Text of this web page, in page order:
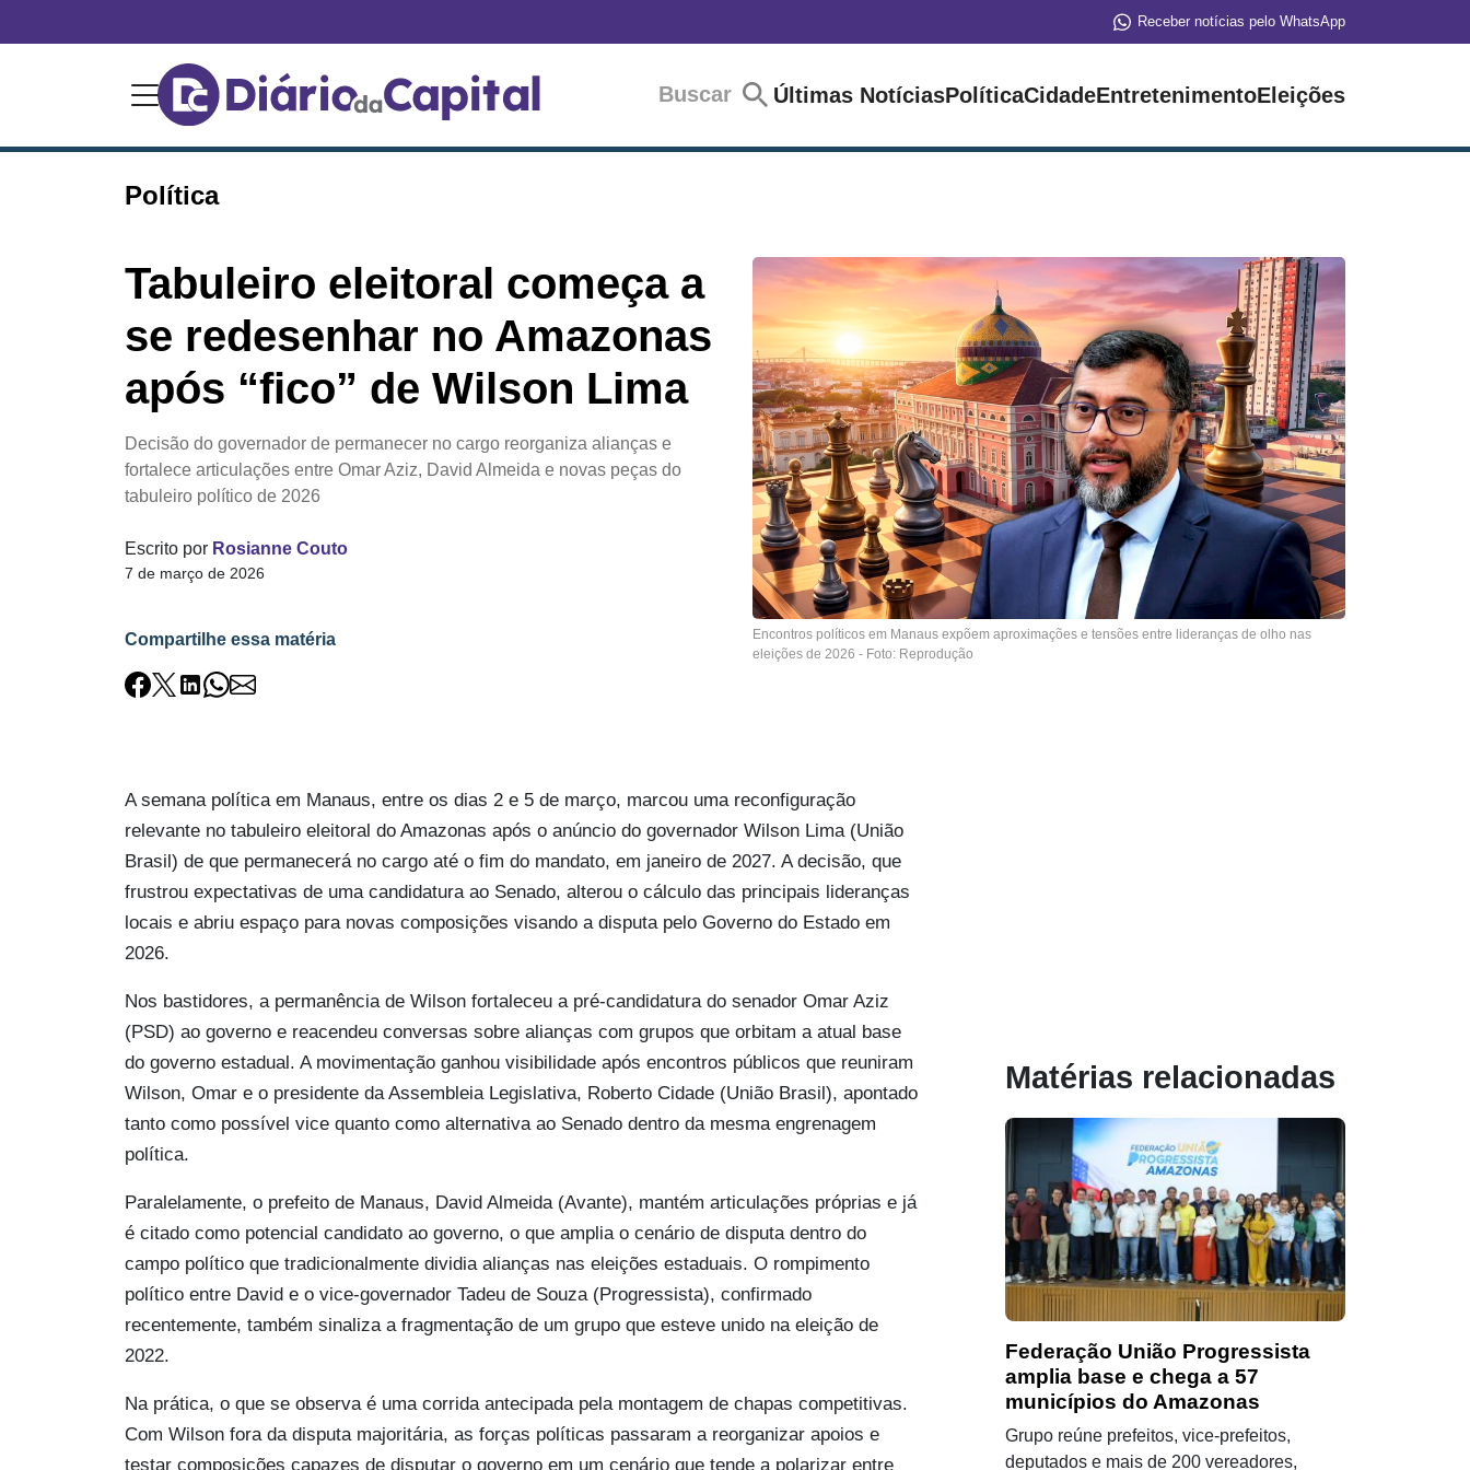
Receber notícias pelo WhatsApp
Buscar Últimas NotíciasPolíticaCidadeEntretenimentoEleições
Política
Tabuleiro eleitoral começa a
se redesenhar no Amazonas
após “fico” de Wilson Lima
Decisão do governador de permanecer no cargo reorganiza alianças e
fortalece articulações entre Omar Aziz, David Almeida e novas peças do
tabuleiro político de 2026
Escrito por Rosianne Couto
7 de março de 2026
Compartilhe essa matéria
Encontros políticos em Manaus expõem aproximações e tensões entre lideranças de olho nas
eleições de 2026 - Foto: Reprodução
A semana política em Manaus, entre os dias 2 e 5 de março, marcou uma reconfiguração
relevante no tabuleiro eleitoral do Amazonas após o anúncio do governador Wilson Lima (União
Brasil) de que permanecerá no cargo até o fim do mandato, em janeiro de 2027. A decisão, que
frustrou expectativas de uma candidatura ao Senado, alterou o cálculo das principais lideranças
locais e abriu espaço para novas composições visando a disputa pelo Governo do Estado em
2026.
Nos bastidores, a permanência de Wilson fortaleceu a pré-candidatura do senador Omar Aziz
(PSD) ao governo e reacendeu conversas sobre alianças com grupos que orbitam a atual base
do governo estadual. A movimentação ganhou visibilidade após encontros públicos que reuniram
Wilson, Omar e o presidente da Assembleia Legislativa, Roberto Cidade (União Brasil), apontado
tanto como possível vice quanto como alternativa ao Senado dentro da mesma engrenagem
política.
Paralelamente, o prefeito de Manaus, David Almeida (Avante), mantém articulações próprias e já
é citado como potencial candidato ao governo, o que amplia o cenário de disputa dentro do
campo político que tradicionalmente dividia alianças nas eleições estaduais. O rompimento
político entre David e o vice-governador Tadeu de Souza (Progressista), confirmado
recentemente, também sinaliza a fragmentação de um grupo que esteve unido na eleição de
2022.
Na prática, o que se observa é uma corrida antecipada pela montagem de chapas competitivas.
Com Wilson fora da disputa majoritária, as forças políticas passaram a reorganizar apoios e
testar composições capazes de disputar o governo em um cenário que tende a polarizar entre
Matérias relacionadas
Federação União Progressista
amplia base e chega a 57
municípios do Amazonas
Grupo reúne prefeitos, vice-prefeitos,
deputados e mais de 200 vereadores,